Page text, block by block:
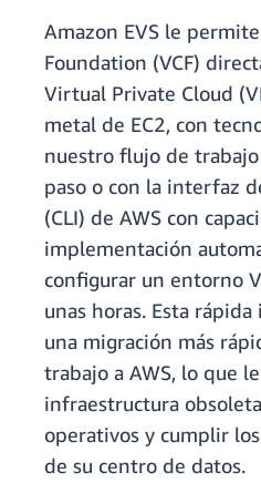
Amazon EVS le
Foundation (VCF)
Virtual Private Cloud
metal de EC2, con
nuestro flujo de
paso o con la interfaz
(CLI) de AWS con
implementación
configurar un entorno
unas horas. Esta
una migración más
trabajo a AWS, lo que
infraestructura
operativos y cumplir
de su centro de datos.